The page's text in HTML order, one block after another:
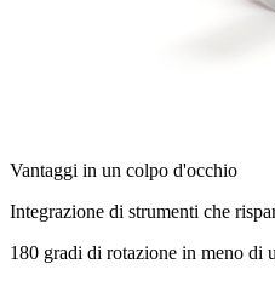
Vantaggi in un colpo d'occhio
Integrazione di strumenti che
180 gradi di rotazione in meno di